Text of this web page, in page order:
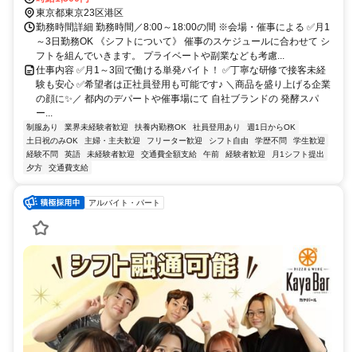
東京都東京23区港区
勤務時間詳細 勤務時間／8:00～18:00の間 ※会場・催事による ✅月1
～3日勤務OK 《シフトについて》 催事のスケジュールに合わせて シ
フトを組んでいきます。 プライベートや副業なども考慮...
仕事内容 ✅月1～3回で働ける単発バイト！ ✅丁寧な研修で接客未経
験も安心 ✅希望者は正社員登用も可能です♪ ＼商品を盛り上げる企業
の顔に✨／ 都内のデパートや催事場にて 自社ブランドの 発酵スパ
ー...
制服あり 業界未経験者歓迎 扶養内勤務OK 社員登用あり
週1日からOK
土日祝のみOK
主婦・主夫歓迎 フリーター歓迎 シフト自由 学歴不問
学生歓迎
経験不問
英語 未経験者歓迎 交通費全額支給 午前 経験者歓迎
月1シフト提出
夕方
交通費支給
アルバイト・パート